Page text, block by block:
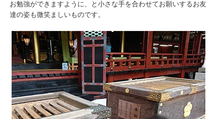
お勉強ができますように、と小さな手を合わせてお願いするお友
達の姿も微笑ましいものです。